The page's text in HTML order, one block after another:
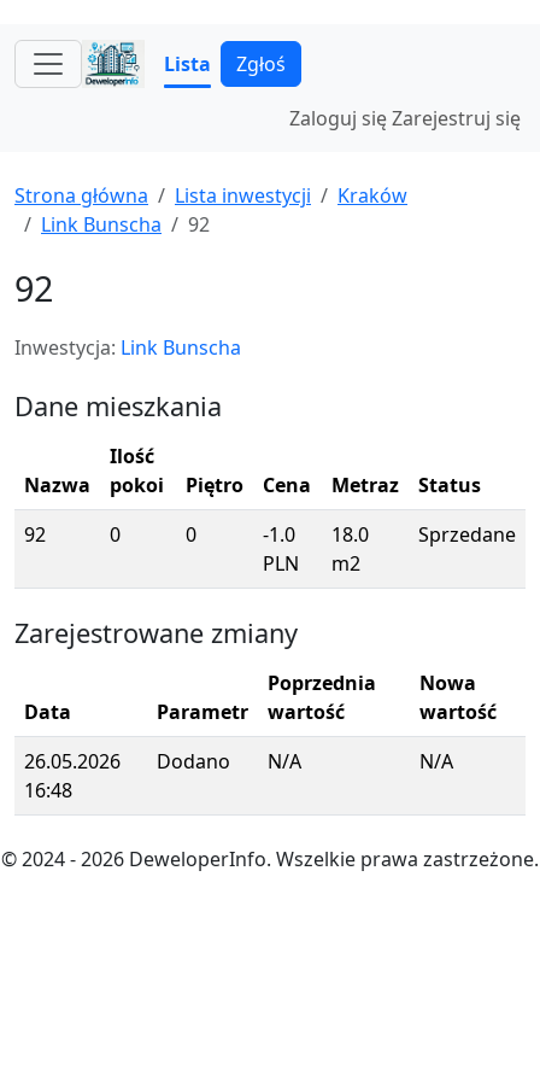
Lista Zgłoś
Zaloguj sięZarejestruj się
Strona główna Lista inwestycji
Kraków
Link Bunscha
92
92
Inwestycja: Link Bunscha
Dane mieszkania
Nazwa
Ilość
pokoi
Piętro Cena Metraz
Status
92
0 0
-1.0
PLN
18.0
m2
Sprzedane
Zarejestrowane zmiany
Data Parametr
Poprzednia
wartość
Nowa
wartość
26.05.2026
16:48
Dodano N/A N/A
© 2024- 2026 DeweloperInfo. Wszelkie prawa zastrzeżone.